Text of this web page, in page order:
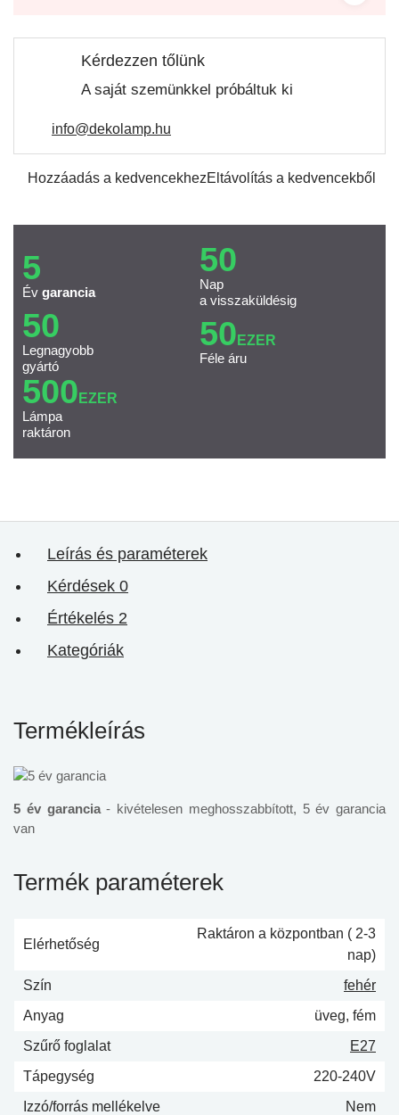
Kérdezzen tőlünk
A saját szemünkkel próbáltuk ki
info@dekolamp.hu
Hozzáadás a kedvencekhezEltávolítás a kedvencekből
5
Év garancia
50
Nap
a visszaküldésig
50
Legnagyobb
gyártó
50 EZER
Féle áru
500 EZER
Lámpa
raktáron
Leírás és paraméterek
Kérdések 0
Értékelés 2
Kategóriák
Termékleírás
5 év garancia- kivételesen meghosszabbított, 5 év garancia
van
Termék paraméterek
Elérhetőség
Raktáron a központban ( 2-3
nap)
Szín
fehér
Anyag
üveg, fém
Szűrő foglalat
E27
Tápegység
220-240V
Izzó/forrás mellékelve
Nem